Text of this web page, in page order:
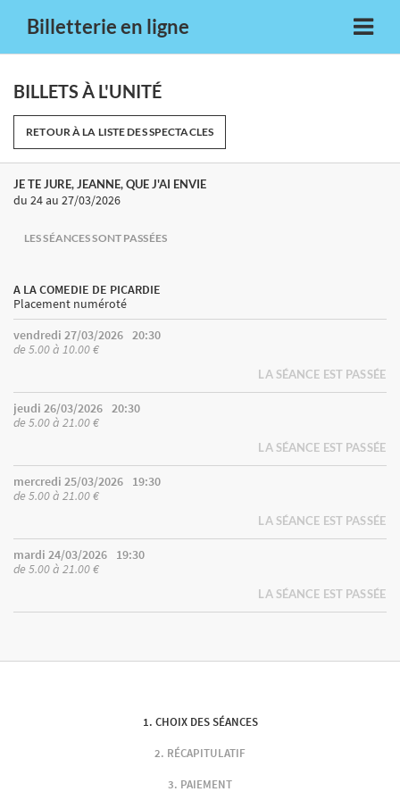
Billetterie en ligne
BILLETS À L'UNITÉ
RETOUR À LA LISTE DES SPECTACLES
JE TE JURE, JEANNE, QUE J'AI ENVIE
du 24au 27/03/2026
LES SÉANCES SONT PASSÉES
A LA COMEDIE DE PICARDIE
Placement numéroté
vendredi 27/03/2026 20:30
de 5.00 à 10.00 €
LA SÉANCE EST PASSÉE
jeudi 26/03/2026 20:30
de 5.00 à 21.00 €
LA SÉANCE EST PASSÉE
mercredi 25/03/2026
19:30
de 5.00 à 21.00 €
LA SÉANCE EST PASSÉE
mardi 24/03/2026
19:30
de 5.00 à 21.00 €
LA SÉANCE EST PASSÉE
CHOIX DES SÉANCES
RÉCAPITULATIF
PAIEMENT